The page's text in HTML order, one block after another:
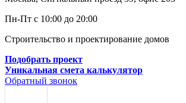
Пн-Пт с 10:00 до 20:00
Строительство и проектирование домов
Подобрать проект
Уникальная смета калькулятор
Обратный звонок